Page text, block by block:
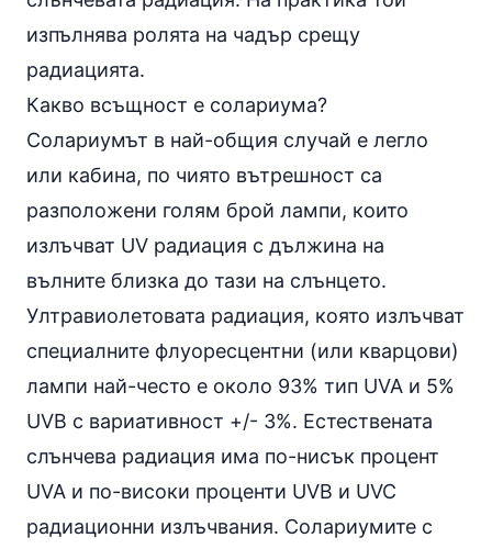
изпълнява ролята на чадър срещу
радиацията.
Какво всъщност е солариума?
Солариумът в най-общия случай е легло
или кабина, по чиято вътрешност са
разположени голям брой лампи, които
излъчват UV радиация с дължина на
вълните близка до тази на слънцето.
Ултравиолетовата радиация, която излъчват
специалните флуоресцентни (или кварцови)
лампи най-често е около 93% тип UVA и 5%
UVB с вариативност +/- 3%. Естествената
слънчева радиация има по-нисък процент
UVA и по-високи проценти UVB и UVC
радиационни излъчвания. Солариумите с